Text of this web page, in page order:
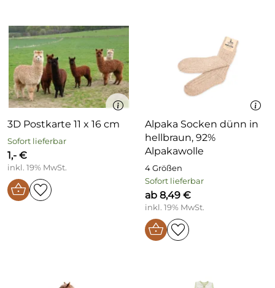
3D Postkarte 11 x 16 cm
Sofort lieferbar
1,- €
inkl. 19% MwSt.
Alpaka Socken dünn in
hellbraun, 92%
Alpakawolle
4 Größen
Sofort lieferbar
ab 8,49 €
inkl. 19% MwSt.